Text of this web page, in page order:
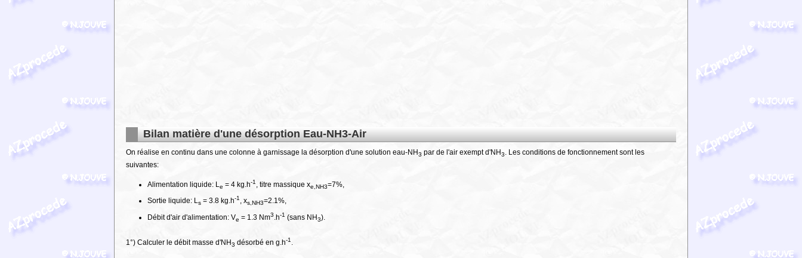
Bilan matière d'une désorption Eau-NH3-Air
On réalise en continu dans une colonne à garnissage la désorption d'une solution eau-NH3 par de l'air exempt d'NH3. Les conditions de fonctionnement sont les
suivantes:
Alimentation liquide: Le = 4 kg.h-1 , titre massique xe,NH3=7%,
Sortie liquide: Ls = 3.8 kg.h-1, xs,NH3=2.1%,
Débit d'air d'alimentation: Ve = 1.3 Nm3 .h-1 (sans NH3).
1°) Calculer le débit masse d'NH3 désorbé en g.h-1 .